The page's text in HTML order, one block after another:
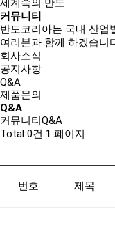
세계속의 반도
커뮤니티
반도코리아는 국내 산업
여러분과 함께 하겠습니
회사소식
공지사항
Q&A
제품문의
Q&A
커뮤니티Q&A
Total 0건 1 페이지
번호 제목